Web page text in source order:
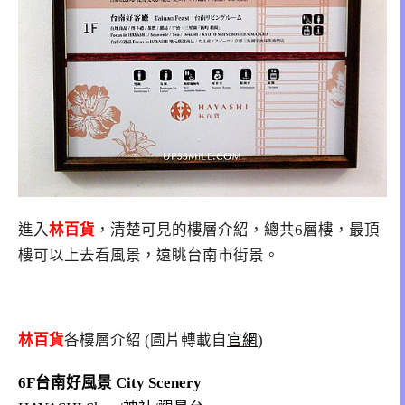
進入林百貨 ，清楚可見的樓層介紹，總共6層樓，最頂
樓可以上去看風景，遠眺台南市街景。
林百貨各樓層介紹 (圖片轉載自 官網)
6F台南好風景 City Scenery